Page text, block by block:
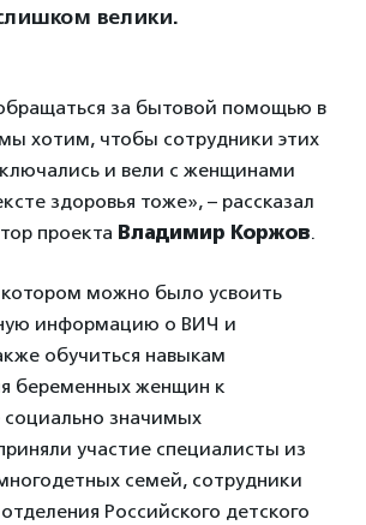
велики.
за бытовой помощью в
хотим, чтобы сотрудники этих
и вели с женщинами
здоровья тоже», – рассказал
проекта Владимир Коржов.
котором можно было усвоить
информацию о ВИЧ и
обучиться навыкам
беременных женщин к
значимых
участие специалисты из
семей, сотрудники
Российского детского